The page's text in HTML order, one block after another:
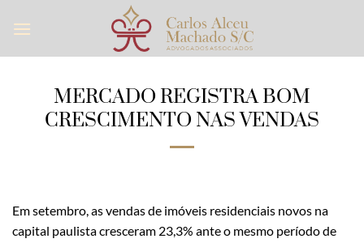
MERCADO REGISTRA BOM
CRESCIMENTO NAS VENDAS
Em setembro, as vendas de imóveis residenciais novos na
capital paulista cresceram 23,3% ante o mesmo período de